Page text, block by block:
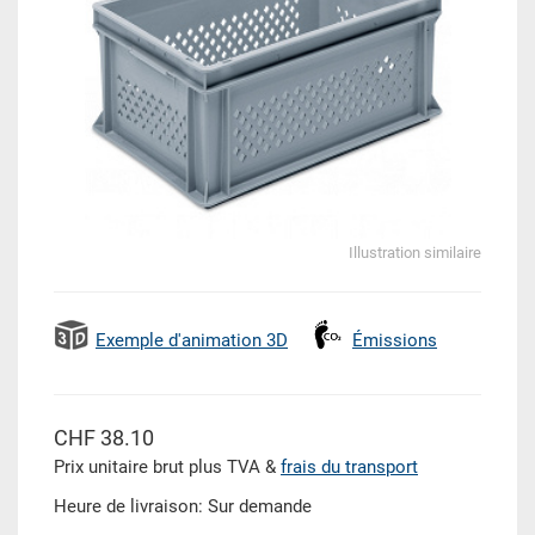
Illustration similaire
Exemple d'animation 3D Émissions
CHF 38.10
Prix unitaire brut plus TVA & frais du transport
Heure de livraison: Sur demande